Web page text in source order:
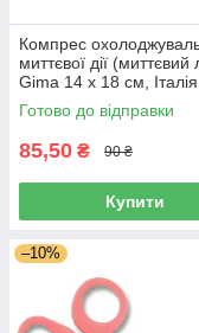
Компрес
миттєвої дії (миттєвий
Gima 14 х 18 см, Італія
Готово до відправки
85,50 ₴ 90 ₴
Купити
–10%